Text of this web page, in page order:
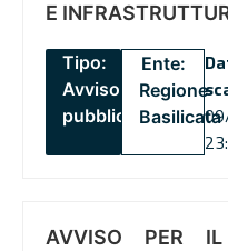
E
Tipo:
Avviso
pubblico
Ente:
Regione
Basilicata
AVVISO PER IL